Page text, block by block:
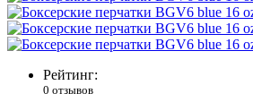
Рейтинг:
0 отзывов